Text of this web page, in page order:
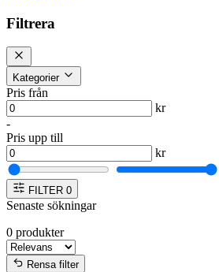
Filtrera
Kategorier
Pris från
kr
-
Pris upp till
kr
FILTER 0
Senaste sökningar
0 produkter
Rensa filter